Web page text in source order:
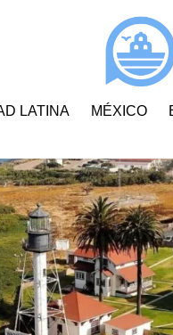
LATINA MÉXICO